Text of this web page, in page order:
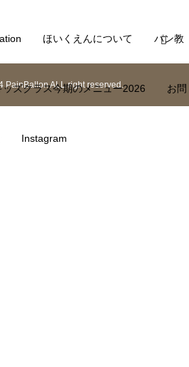
ほいくえんについて パン教
ズクラス今期のメニュー2026 お問
Instagram
PainBallon ALL right reserved.